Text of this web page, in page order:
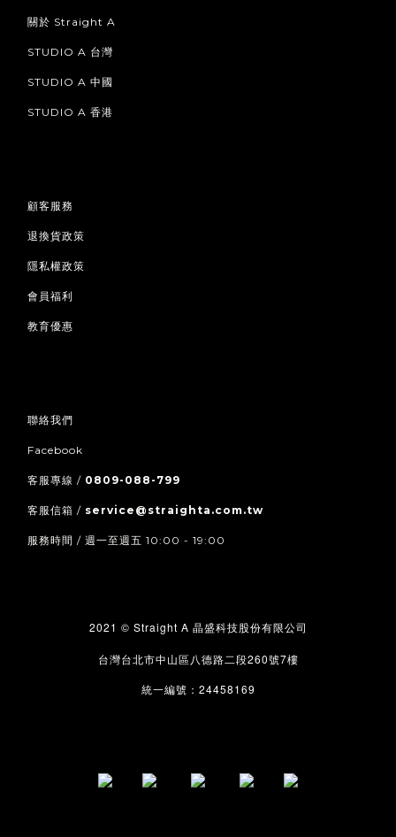
關於 Straight A
STUDIO A 台灣
STUDIO A 中國
STUDIO A 香港
顧客服務
退換貨政策
隱私權政策
會員福利
教育優惠
聯絡我們
Facebook
客服專線 / 0809-088-799
客服信箱 / service@straighta.com.tw
服務時間 / 週一至週五 10:00 - 19:00
2021 © Straight A 晶盛科技股份有限公司
台灣台北市中山區八德路二段260號7樓
統一編號： 24458169